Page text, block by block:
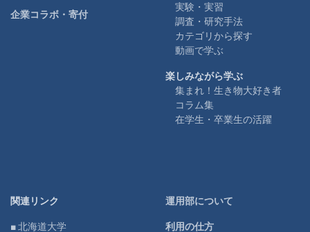
企業コラボ・寄付
実験・実習
調査・研究手法
カテゴリから探す
動画で学ぶ
楽しみながら学ぶ
集まれ！生き物大好き者
コラム集
在学生・卒業生の活躍
関連リンク
■ 北海道大学
運用部について
利用の仕方